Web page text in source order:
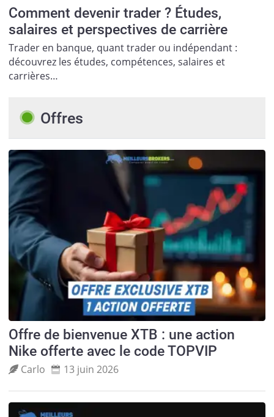
Comment devenir trader ? Études,
salaires et perspectives de carrière
Trader en banque, quant trader ou indépendant :
découvrez les études, compétences, salaires et
carrières…
Offres
Offre de bienvenue XTB : une action
Nike offerte avec le code TOPVIP
Carlo 13 juin 2026